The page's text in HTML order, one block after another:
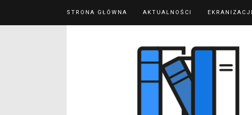
STRONA GŁÓWNA AKTUALNOŚCI